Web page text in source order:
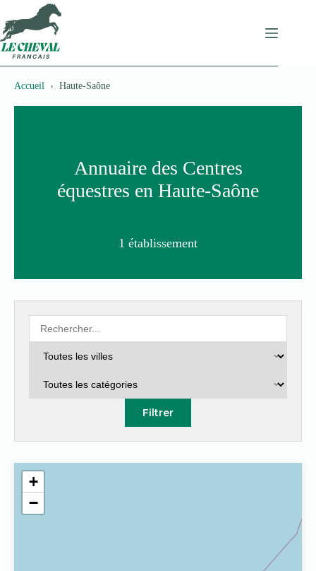
au
contenu
Accueil Haute-Saône
Annuaire des Centres
équestres en Haute-Saône
1 établissement
Filtrer
+
−